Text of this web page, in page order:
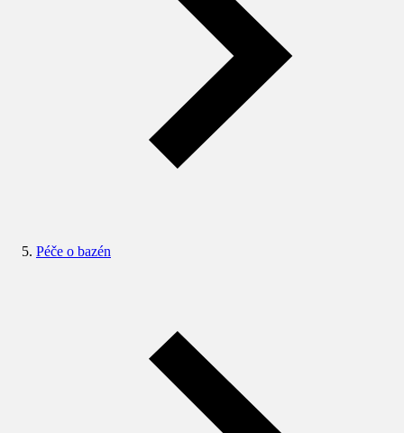
Péče o bazén